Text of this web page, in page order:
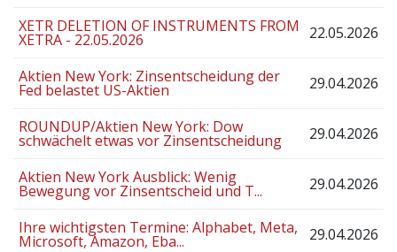
XETR DELETION OF INSTRUMENTS FROM
XETRA - 22.05.2026 22.05.2026
Aktien New York: Zinsentscheidung der
Fed belastet US-Aktien 29.04.2026
ROUNDUP/Aktien New York: Dow
schwächelt etwas vor Zinsentscheidung 29.04.2026
Aktien New York Ausblick: Wenig
Bewegung vor Zinsentscheid und T... 29.04.2026
Ihre wichtigsten Termine: Alphabet, Meta,
Microsoft, Amazon, Eba... 29.04.2026